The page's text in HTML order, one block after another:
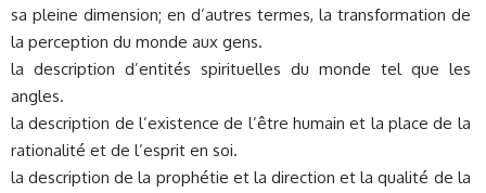
sa pleine dimension; en d’autres termes, la transformation de
la perception du monde aux gens.
la description d’entités spirituelles du monde tel que les
angles.
la description de l’existence de l’être humain et la place de la
rationalité et de l’esprit en soi.
la description de la prophétie et la direction et la qualité de la